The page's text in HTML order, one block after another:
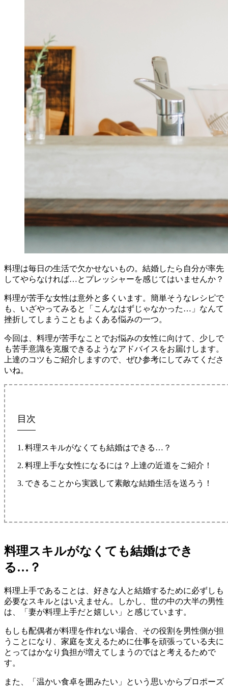
料理は毎日の生活で欠かせないもの。結婚したら自分が率先
してやらなければ…とプレッシャーを感じてはいませんか？
料理が苦手な女性は意外と多くいます。簡単そうなレシピで
も、いざやってみると「こんなはずじゃなかった…」なんて
挫折してしまうこともよくある悩みの一つ。
今回は、料理が苦手なことでお悩みの女性に向けて、少しで
も苦手意識を克服できるようなアドバイスをお届けします。
上達のコツもご紹介しますので、ぜひ参考にしてみてくださ
いね。
目次
料理スキルがなくても結婚はできる…？
料理上手な女性になるには？上達の近道をご紹介！
できることから実践して素敵な結婚生活を送ろう！
料理スキルがなくても結婚はでき
る…？
料理上手であることは、好きな人と結婚するために必ずしも
必要なスキルとはいえません。しかし、世の中の大半の男性
は、「妻が料理上手だと嬉しい」と感じています。
もしも配偶者が料理を作れない場合、その役割を男性側が担
うことになり、家庭を支えるために仕事を頑張っている夫に
とってはかなり負担が増えてしまうのではと考えるためで
す。
また、「温かい食卓を囲みたい」という思いからプロポーズ